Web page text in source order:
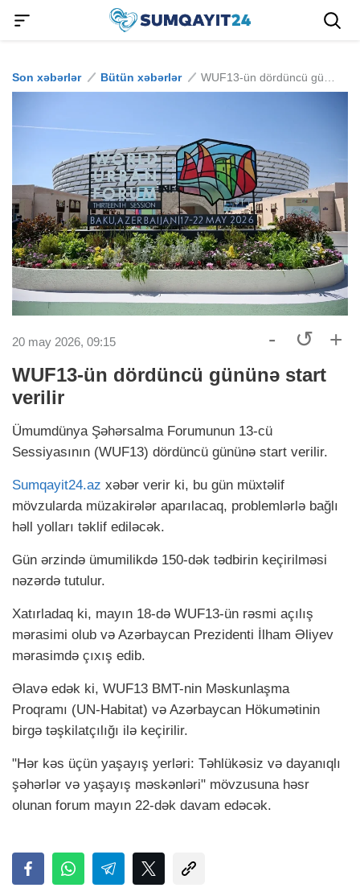
Son xəbərlər Bütün xəbərlər
20 may 2026, 09:15 - ↺ +
WUF13-ün dördüncü gününə start
verilir
Ümumdünya Şəhərsalma Forumunun 13-cü
Sessiyasının (WUF13) dördüncü gününə start verilir.
Sumqayit24.az xəbər verir ki, bu gün müxtəlif
mövzularda müzakirələr aparılacaq, problemlərlə bağlı
həll yolları təklif ediləcək.
Gün ərzində ümumilikdə 150-dək tədbirin keçirilməsi
nəzərdə tutulur.
Xatırladaq ki, mayın 18-də WUF13-ün rəsmi açılış
mərasimi olub və Azərbaycan Prezidenti İlham Əliyev
mərasimdə çıxış edib.
Əlavə edək ki, WUF13 BMT-nin Məskunlaşma
Proqramı (UN-Habitat) və Azərbaycan Hökumətinin
birgə təşkilatçılığı ilə keçirilir.
"Hər kəs üçün yaşayış yerləri: Təhlükəsiz və dayanıqlı
şəhərlər və yaşayış məskənləri" mövzusuna həsr
olunan forum mayın 22-dək davam edəcək.